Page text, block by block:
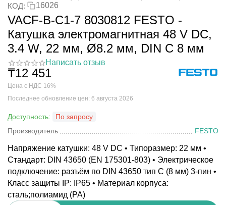
КОД: 16026
VACF-B-C1-7 8030812 FESTO -
Катушка электромагнитная 48 V DC,
3.4 W, 22 мм, Ø8.2 мм, DIN C 8 мм
Написать отзыв
₸12 451
Цена с НДС 16%
Последнее обновление цен: 6 августа 2026
Доступность:
По запросу
Производитель
FESTO
Напряжение катушки: 48 V DC • Типоразмер: 22 мм •
Стандарт: DIN 43650 (EN 175301-803) • Электрическое
подключение: разъём по DIN 43650 тип C (8 мм) 3-пин •
Класс защиты IP: IP65 • Материал корпуса:
сталь;полиамид (PA)